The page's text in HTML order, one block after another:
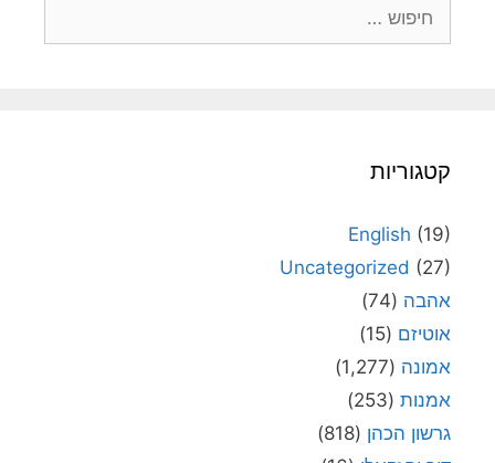
קטגוריות
English (19)
Uncategorized (27)
אהבה (74)
אוטיזם (15)
אמונה (1,277)
אמנות (253)
גרשון הכהן (818)